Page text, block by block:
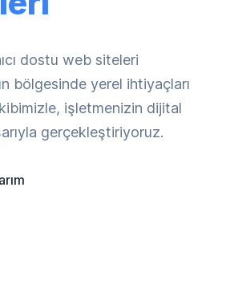
dostu web siteleri
bölgesinde yerel ihtiyaçları
işletmenizin dijital
gerçekleştiriyoruz.